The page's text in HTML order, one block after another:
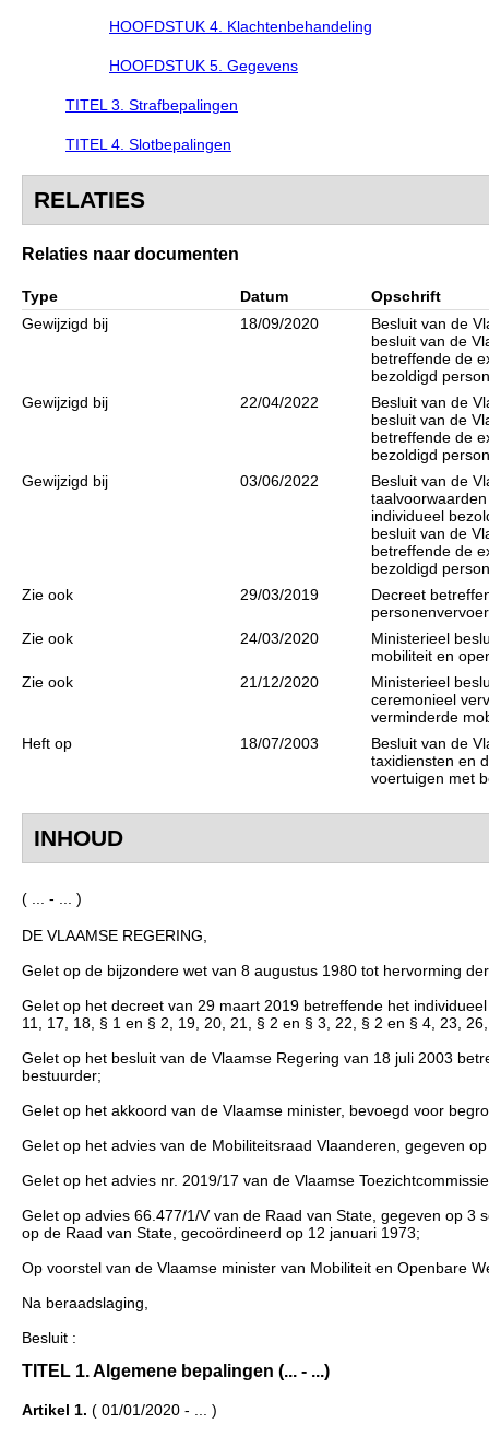
HOOFDSTUK 4. Klachtenbehandeling
HOOFDSTUK 5. Gegevens
TITEL 3. Strafbepalingen
TITEL 4. Slotbepalingen
RELATIES
Relaties naar documenten
Type Datum
Opschrift
Gewijzigd bij
18/09/2020
Besluit van de
besluit van de
betreffende de
bezoldigd
Gewijzigd bij
22/04/2022
Besluit van de
besluit van de
betreffende de
bezoldigd
Gewijzigd bij
03/06/2022
Besluit van de
individueel
besluit van de
betreffende de
bezoldigd
Zie ook
29/03/2019
Decreet
personenvervoer
Zie ook
24/03/2020
Ministerieel
mobiliteit en
Zie ook
21/12/2020
Ministerieel
ceremonieel
verminderde
Heft op
18/07/2003
Besluit van de
taxidiensten en
voertuigen met
INHOUD
( ... - ... )
DE VLAAMSE REGERING,
Gelet op de bijzondere wet van 8 augustus 1980 tot hervorming
Gelet op het decreet van 29 maart 2019 betreffende het
11, 17, 18, § 1 en § 2, 19, 20, 21, § 2 en § 3, 22, § 2 en § 4, 23,
Gelet op het besluit van de Vlaamse Regering van 18 juli 2003
bestuurder;
Gelet op het akkoord van de Vlaamse minister, bevoegd voor
Gelet op het advies van de Mobiliteitsraad Vlaanderen, gegeven
Gelet op het advies nr. 2019/17 van de Vlaamse
Gelet op advies 66.477/1/V van de Raad van State, gegeven op
op de Raad van State, gecoördineerd op 12 januari 1973;
Op voorstel van de Vlaamse minister van Mobiliteit en Openbare
Na beraadslaging,
Besluit :
TITEL 1. Algemene bepalingen (... - ...)
Artikel 1. ( 01/01/2020 - ... )